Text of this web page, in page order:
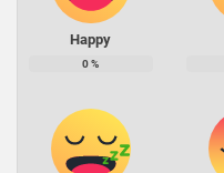
Happy
0%